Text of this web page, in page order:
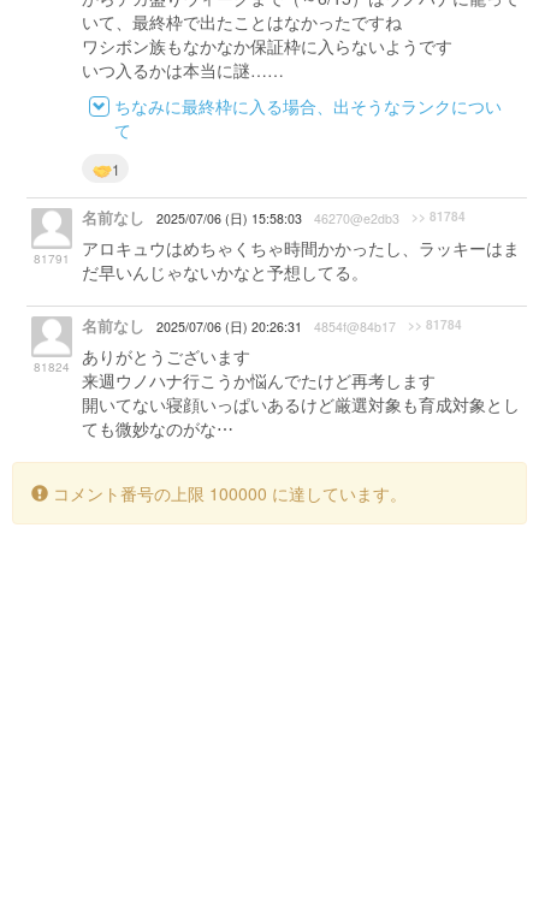
いて、最終枠で出たことはなかったですね
ワシボン族もなかなか保証枠に入らないようです
いつ入るかは本当に謎……
ちなみに最終枠に入る場合、出そうなランクについ
て
1
81791
名前なし 2025/07/06 (日) 15:58:03 46270@e2db3 >> 81784
アロキュウはめちゃくちゃ時間かかったし、ラッキーはま
だ早いんじゃないかなと予想してる。
81824
名前なし 2025/07/06 (日) 20:26:31 4854f@84b17 >> 81784
ありがとうございます
来週ウノハナ行こうか悩んでたけど再考します
開いてない寝顔いっぱいあるけど厳選対象も育成対象とし
ても微妙なのがな⋯
コメント番号の上限 100000 に達しています。